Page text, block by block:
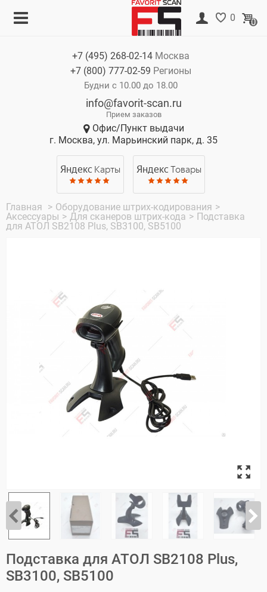
0 0
+7 (495) 268-02-14 Москва
+7 (800) 777-02-59 Регионы
Будни с 10.00 до 18.00
info@favorit-scan.ru
Прием заказов
Офис/Пункт выдачи
г. Москва, ул. Марьинский парк, д. 35
Яндекс Карты Яндекс Товары
Главная > Оборудование штрих-кодирования >
Аксессуары > Для сканеров штрих-кода > Подставка
для АТОЛ SB2108 Plus, SB3100, SB5100
Подставка для АТОЛ SB2108 Plus,
SB3100, SB5100
Корзина
Нет товаров